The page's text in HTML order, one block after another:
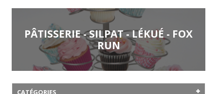
PÂTISSERIE - SILPAT - LÉKUÉ - FOX
RUN
CATÉGORIES